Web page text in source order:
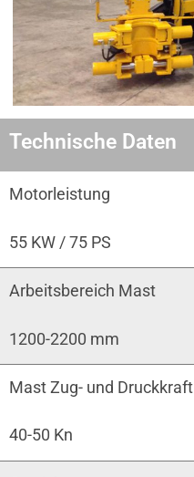
Technische Daten
Motorleistung
55 KW / 75 PS
Arbeitsbereich Mast
1200-2200 mm
Mast Zug- und Druckkraft
40-50 Kn